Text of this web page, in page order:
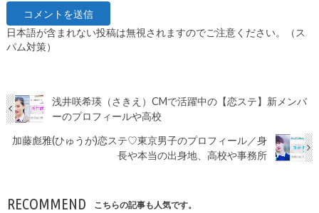
日本語が含まれない投稿は無視されますのでご注意ください。（ス
パム対策）
浅井咲希瑛（さきえ）CMで活躍中の【恋ステ】新メンバ
ーのプロフィールや高校
加藤彪雅(ひゅうが)恋ステ♡東京男子のプロフィール／身
長や本当の出身地、高校や事務所
RECOMMEND こちらの記事も人気です。